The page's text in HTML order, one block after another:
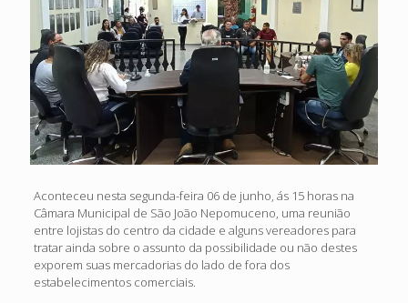
Aconteceu nesta segunda-feira 06 de junho, ás 15 horas na
Câmara Municipal de São João Nepomuceno, uma reunião
entre lojistas do centro da cidade e alguns vereadores para
tratar ainda sobre o assunto da possibilidade ou não destes
exporem suas mercadorias do lado de fora dos
estabelecimentos comerciais.